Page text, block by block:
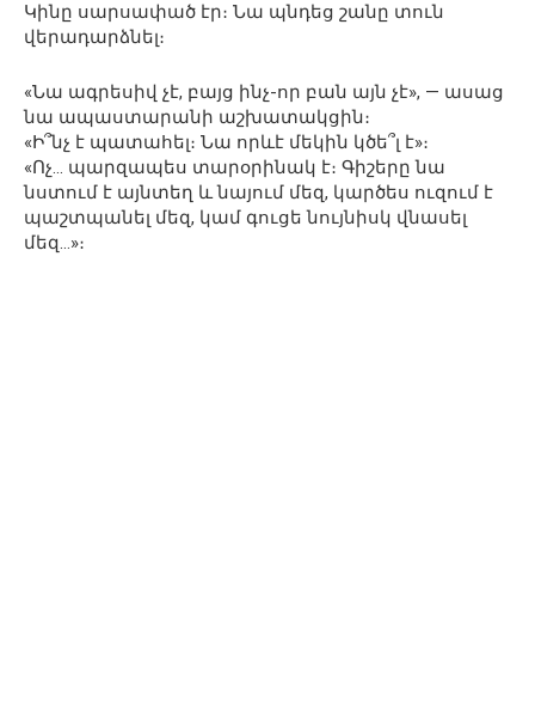
Կինը սարսափած էր։ Նա պնդեց շանը տուն
վերադարձնել։
«Նա ագրեսիվ չէ, բայց ինչ-որ բան այն չէ», — ասաց
նա ապաստարանի աշխատակցին։
«Ի՞նչ է պատահել։ Նա որևէ մեկին կծե՞լ է»։
«Ոչ… պարզապես տարօրինակ է։ Գիշերը նա
նստում է այնտեղ և նայում մեզ, կարծես ուզում է
պաշտպանել մեզ, կամ գուցե նույնիսկ վնասել
մեզ…»։